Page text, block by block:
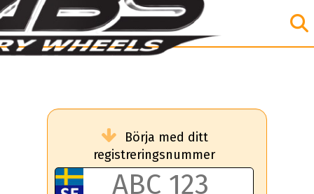
Börja med ditt
registreringsnummer